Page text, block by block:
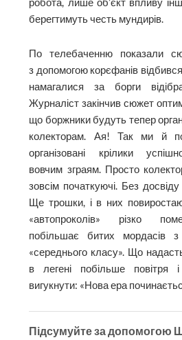
робота, лише об’єкт впливу
берегтимуть честь мундирів.
По телебаченню показали
з допомогою корєфанів відбився
намагалися за борги
Журналіст закінчив сюжет
що боржники будуть тепер
колекторам. Ая! Так ми й
організовані крілики
вовчим зграям. Просто
зовсім початкуючі. Без досвіду
Ще трошки, і в них
«автопроколів» різко
побільшає би­тих мордасів
«середнього класу». Що
в легені побільше повітря і
вигукнути: «Нова ера
Підсумуйте за допомогою